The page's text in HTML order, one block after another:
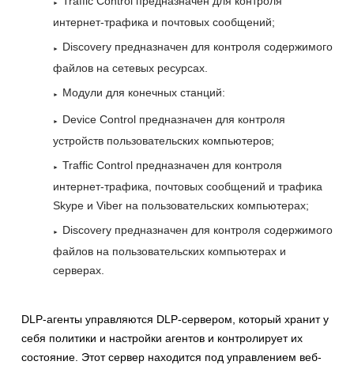
интернет-трафика и почтовых сообщений;
Discovery предназначен для контроля содержимого
файлов на сетевых ресурсах.
Модули для конечных станций:
Device Control предназначен для контроля
устройств пользовательских компьютеров;
Traffic Control предназначен для контроля
интернет-трафика, почтовых сообщений и трафика
Skype и Viber на пользовательских компьютерах;
Discovery предназначен для контроля содержимого
файлов на пользовательских компьютерах и
серверах.
DLP-агенты управляются DLP-сервером, который хранит у
себя политики и настройки агентов и контролирует их
состояние. Этот сервер находится под управлением веб-